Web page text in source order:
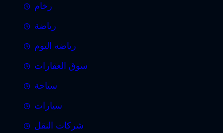
رخام
رياضة
رياضه اليوم
سوق العقارات
سياحة
سيارات
شركات النقل